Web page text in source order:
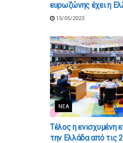
ευρωζώνης έχει η
15/05/2023
ΝΈΑ
Τέλος η ενισχυμένη
την Ελλάδα από τις